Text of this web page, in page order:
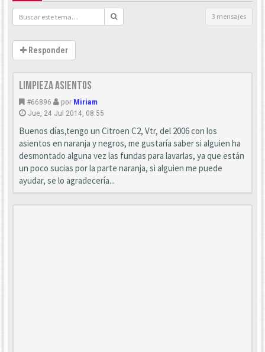
3 mensajes
Responder
Limpieza asientos
#66896 por Miriam
Jue, 24 Jul 2014, 08:55
Buenos días,tengo un Citroen C2, Vtr, del 2006 con los
asientos en naranja y negros, me gustaría saber si alguien ha
desmontado alguna vez las fundas para lavarlas, ya que están
un poco sucias por la parte naranja, si alguien me puede
ayudar, se lo agradecería...